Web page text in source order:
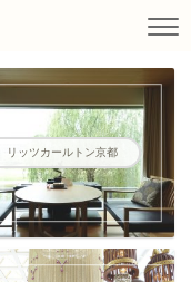
リッツカールトン京都